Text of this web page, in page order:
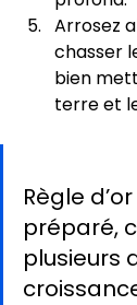
Arrosez
chasser
bien
terre et
Règle
préparé,
plusieurs